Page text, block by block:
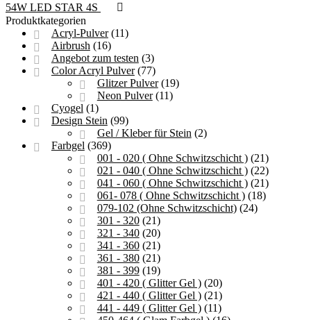
54W LED STAR 4S
Produktkategorien
Acryl-Pulver (11)
Airbrush (16)
Angebot zum testen (3)
Color Acryl Pulver (77)
Glitzer Pulver (19)
Neon Pulver (11)
Cyogel (1)
Design Stein (99)
Gel / Kleber für Stein (2)
Farbgel (369)
001 - 020 ( Ohne Schwitzschicht ) (21)
021 - 040 ( Ohne Schwitzschicht ) (22)
041 - 060 ( Ohne Schwitzschicht ) (21)
061- 078 ( Ohne Schwitzschicht ) (18)
079-102 (Ohne Schwitzschicht) (24)
301 - 320 (21)
321 - 340 (20)
341 - 360 (21)
361 - 380 (21)
381 - 399 (19)
401 - 420 ( Glitter Gel ) (20)
421 - 440 ( Glitter Gel ) (21)
441 - 449 ( Glitter Gel ) (11)